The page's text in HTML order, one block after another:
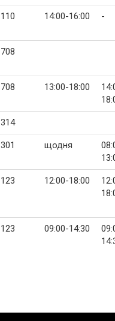
110 14:00-16:00 -
708
708 13:00-18:00
314
301 щодня
123 12:00-18:00
123 09:00-14:30